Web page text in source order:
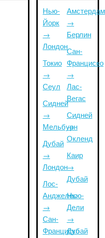
Нью-
Йорк
→
Лондон
Токио
→
Сеул
Сидней
→
Мельбурн
Дубай
→
Лондон
Лос-
Анджелес
→
Сан-
Франциско
Амстердам
→
Берлин
Сан-
Франциско
→
Лас-
Вегас
Сидней
→
Окленд
Каир
→
Дубай
Нью-
Дели
→
Дубай